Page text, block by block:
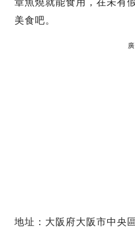
章魚燒就能食用，在未有
美食吧。
地址：大阪府大阪市中央